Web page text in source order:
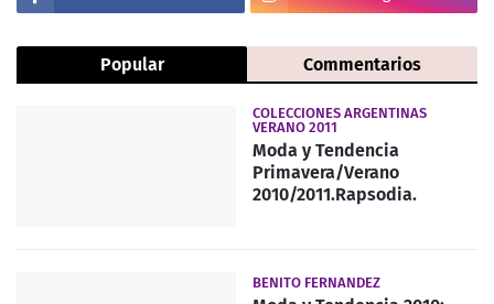
Popular Commentarios
COLECCIONES ARGENTINAS
VERANO 2011
Moda y Tendencia
Primavera/Verano
2010/2011.Rapsodia.
BENITO FERNANDEZ